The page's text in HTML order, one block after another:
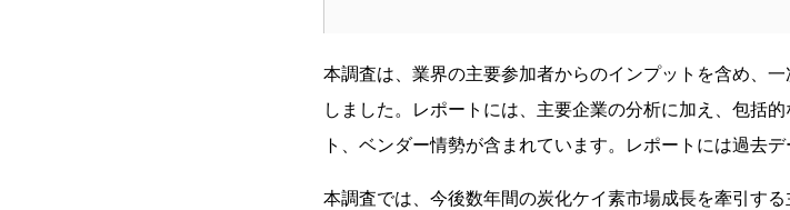
本調査は、業界の主要参加者からのインプットを含め、
しました。レポートには、主要企業の分析に加え、包括
ト、ベンダー情勢が含まれています。レポートには過去デ
本調査では、今後数年間の炭化ケイ素市場成長を牽引す